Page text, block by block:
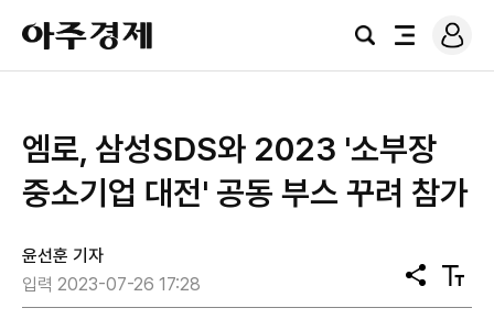
아
주
경
검
전
로
그
엠로, 삼성SDS와 2023 '소부장
중소기업 대전' 공동 부스 꾸려 참가
윤선훈 기자
입력 2023-07-26 17:28
공
유
텍
스